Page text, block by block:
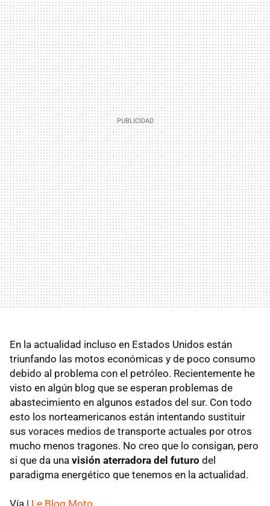
En la actualidad incluso en Estados Unidos están
triunfando las motos económicas y de poco consumo
debido al problema con el petróleo. Recientemente he
visto en algún blog que se esperan problemas de
abastecimiento en algunos estados del sur. Con todo
esto los norteamericanos están intentando sustituir
sus voraces medios de transporte actuales por otros
mucho menos tragones. No creo que lo consigan, pero
si que da una visión aterradora del futuro del
paradigma energético que tenemos en la actualidad.
Vía | Le Blog Moto